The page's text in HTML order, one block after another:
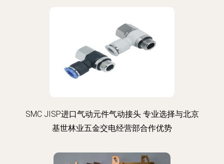
SMC JISP进口气动元件气动接头 专业选择与北京
基世林业五金交电经营部合作优势